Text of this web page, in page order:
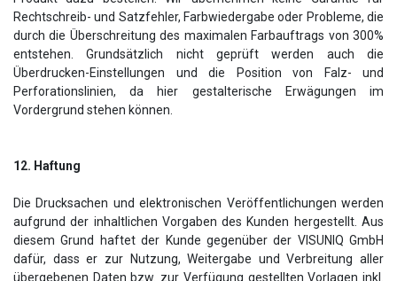
Rechtschreib- und Satzfehler, Farbwiedergabe oder Probleme, die
durch die Überschreitung des maximalen Farbauftrags von 300%
entstehen. Grundsätzlich nicht geprüft werden auch die
Überdrucken-Einstellungen und die Position von Falz- und
Perforationslinien, da hier gestalterische Erwägungen im
Vordergrund stehen können.
12. Haftung
Die Drucksachen und elektronischen Veröffentlichungen werden
aufgrund der inhaltlichen Vorgaben des Kunden hergestellt. Aus
diesem Grund haftet der Kunde gegenüber der VISUNIQ GmbH
dafür, dass er zur Nutzung, Weitergabe und Verbreitung aller
übergebenen Daten bzw. zur Verfügung gestellten Vorlagen inkl.